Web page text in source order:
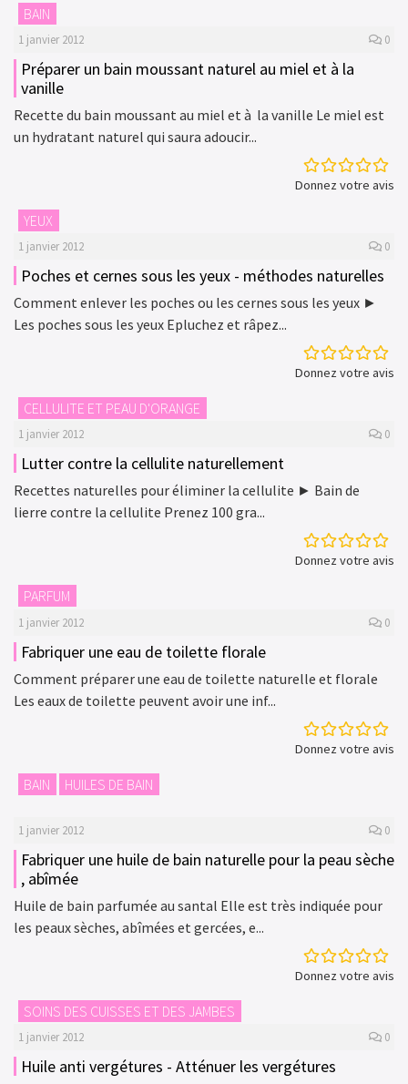
BAIN
1 janvier 2012 0
Préparer un bain moussant naturel au miel et à la
vanille
Recette du bain moussant au miel et à la vanille Le miel est
un hydratant naturel qui saura adoucir...
Donnez votre avis
YEUX
1 janvier 2012 0
Poches et cernes sous les yeux - méthodes naturelles
Comment enlever les poches ou les cernes sous les yeux ►
Les poches sous les yeux Epluchez et râpez...
Donnez votre avis
CELLULITE ET PEAU D'ORANGE
1 janvier 2012 0
Lutter contre la cellulite naturellement
Recettes naturelles pour éliminer la cellulite ► Bain de
lierre contre la cellulite Prenez 100 gra...
Donnez votre avis
PARFUM
1 janvier 2012 0
Fabriquer une eau de toilette florale
Comment préparer une eau de toilette naturelle et florale
Les eaux de toilette peuvent avoir une inf...
Donnez votre avis
BAIN HUILES DE BAIN
1 janvier 2012 0
Fabriquer une huile de bain naturelle pour la peau sèche
, abîmée
Huile de bain parfumée au santal Elle est très indiquée pour
les peaux sèches, abîmées et gercées, e...
Donnez votre avis
SOINS DES CUISSES ET DES JAMBES
1 janvier 2012 0
Huile anti vergétures - Atténuer les vergétures